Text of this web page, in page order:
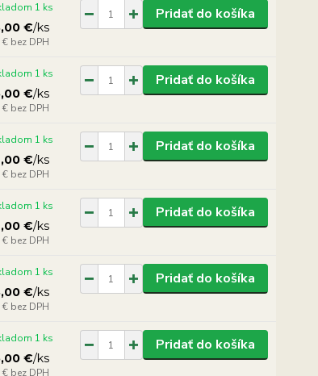
€/ks
€ bez DPH
1 ks Pridať do košíka
€/ks
€ bez DPH
1 ks Pridať do košíka
€/ks
€ bez DPH
1 ks Pridať do košíka
€/ks
€ bez DPH
1 ks Pridať do košíka
€/ks
€ bez DPH
1 ks Pridať do košíka
€/ks
€ bez DPH
1 ks Pridať do košíka